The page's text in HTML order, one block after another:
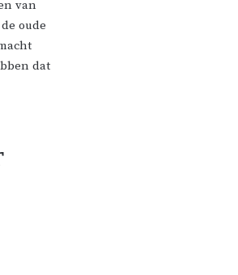
van
oude
dat